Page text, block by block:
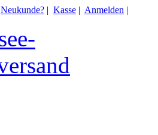
Neukunde? | Kasse | Anmelden |